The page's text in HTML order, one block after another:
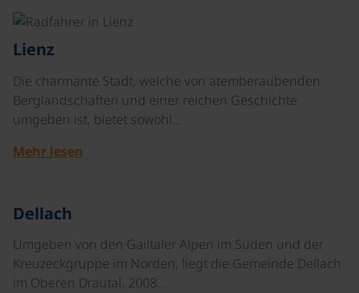
Lienz
Die charmante Stadt, welche von atemberaubenden
Berglandschaften und einer reichen Geschichte
umgeben ist, bietet sowohl…
Mehr lesen
Dellach
Umgeben von den Gailtaler Alpen im Süden und der
Kreuzeckgruppe im Norden, liegt die Gemeinde Dellach
im Oberen Drautal. 2008…